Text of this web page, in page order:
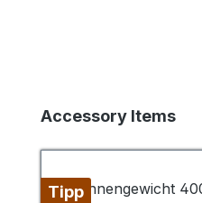
Produktgalerie
Accessory Items
Tipp